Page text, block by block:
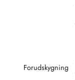
Forudskygning